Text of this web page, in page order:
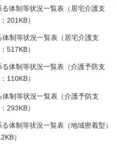
体制等状況一覧表（居宅介護支
201KB）
制等状況一覧表（居宅介護支
517KB）
体制等状況一覧表（介護予防支
110KB）
制等状況一覧表（介護予防支
293KB）
体制等状況一覧表（地域密着型）
）